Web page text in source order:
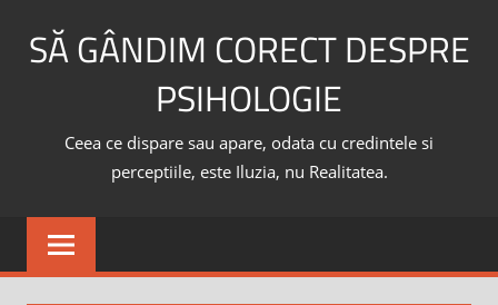
SĂ GÂNDIM CORECT DESPRE
PSIHOLOGIE
Ceea ce dispare sau apare, odata cu credintele si
perceptiile, este Iluzia, nu Realitatea.